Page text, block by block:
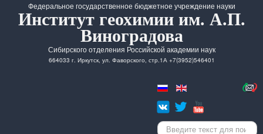
Федеральное государственное бюджетное учреждение науки
Институт геохимии им. А.П.
Виноградова
Сибирского отделения Российской академии наук
664033 г. Иркутск, ул. Фаворского, стр.1А +7(3952)546401
Искать...